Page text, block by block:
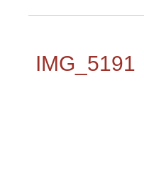
IMG_5191